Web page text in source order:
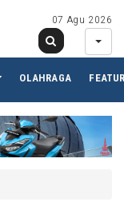
07 Agu 2026
OLAHRAGA